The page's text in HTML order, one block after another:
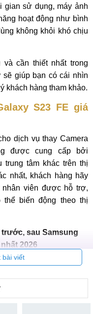
gian sử dụng, máy ảnh
hoạt động như bình
không khỏi khó chịu
cần thiết nhất trong
giúp bạn có cái nhìn
khách hàng tham khảo.
S23 FE giá
dịch vụ thay Camera
được cung cấp bởi
trung tâm khác trên thị
nhất, khách hàng hãy
nhân viên được hỗ trợ,
biến động theo thị
sau Samsung
2026
Bảo
hành
Liên
6
viết